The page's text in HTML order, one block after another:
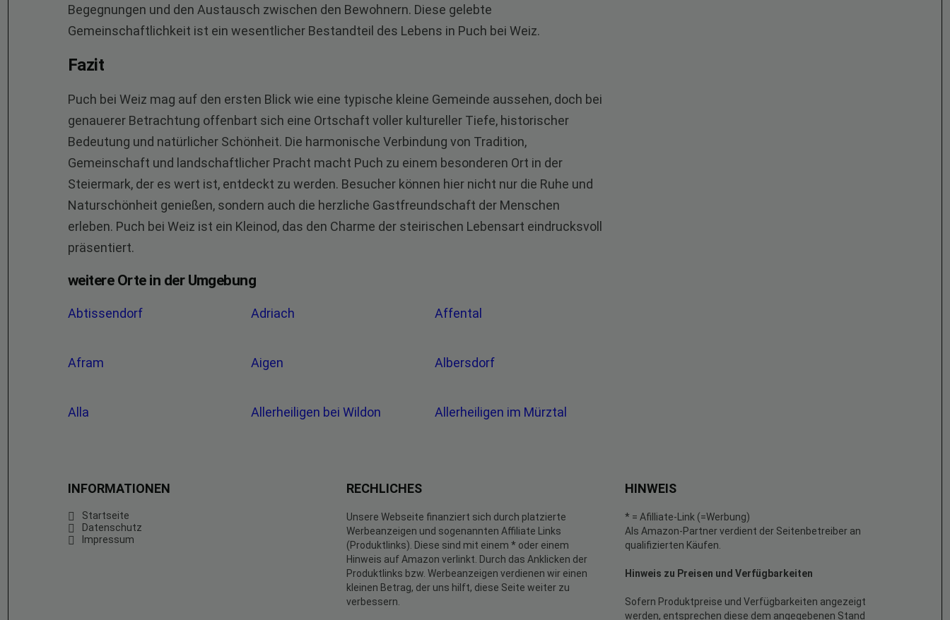
Begegnungen und den Austausch zwischen den Bewohnern. Diese gelebte
Gemeinschaftlichkeit ist ein wesentlicher Bestandteil des Lebens in Puch bei Weiz.
Fazit
Puch bei Weiz mag auf den ersten Blick wie eine typische kleine Gemeinde aussehen, doch bei
genauerer Betrachtung offenbart sich eine Ortschaft voller kultureller Tiefe, historischer
Bedeutung und natürlicher Schönheit. Die harmonische Verbindung von Tradition,
Gemeinschaft und landschaftlicher Pracht macht Puch zu einem besonderen Ort in der
Steiermark, der es wert ist, entdeckt zu werden. Besucher können hier nicht nur die Ruhe und
Naturschönheit genießen, sondern auch die herzliche Gastfreundschaft der Menschen
erleben. Puch bei Weiz ist ein Kleinod, das den Charme der steirischen Lebensart eindrucksvoll
präsentiert.
weitere Orte in der Umgebung
Abtissendorf Adriach Affental
Afram Aigen Albersdorf
Alla Allerheiligen bei Wildon Allerheiligen im Mürztal
INFORMATIONEN
Startseite
Datenschutz
Impressum
RECHLICHES
Unsere Webseite finanziert sich durch platzierte
Werbeanzeigen und sogenannten Affiliate Links
(Produktlinks). Diese sind mit einem * oder einem
Hinweis auf Amazon verlinkt. Durch das Anklicken der
Produktlinks bzw. Werbeanzeigen verdienen wir einen
kleinen Betrag, der uns hilft, diese Seite weiter zu
verbessern.
HINWEIS
* = Afilliate-Link (=Werbung)
Als Amazon-Partner verdient der Seitenbetreiber an
qualifizierten Käufen.
Hinweis zu Preisen und Verfügbarkeiten
Sofern Produktpreise und Verfügbarkeiten angezeigt
werden, entsprechen diese dem angegebenen Stand